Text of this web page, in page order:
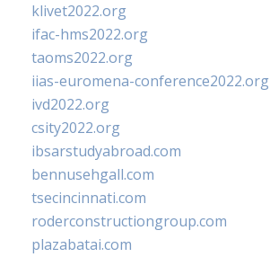
klivet2022.org
ifac-hms2022.org
taoms2022.org
iias-euromena-conference2022.org
ivd2022.org
csity2022.org
ibsarstudyabroad.com
bennusehgall.com
tsecincinnati.com
roderconstructiongroup.com
plazabatai.com